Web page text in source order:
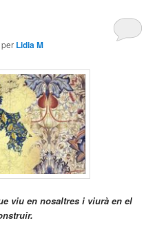
per Lidia M
viu en nosaltres i viurà en el